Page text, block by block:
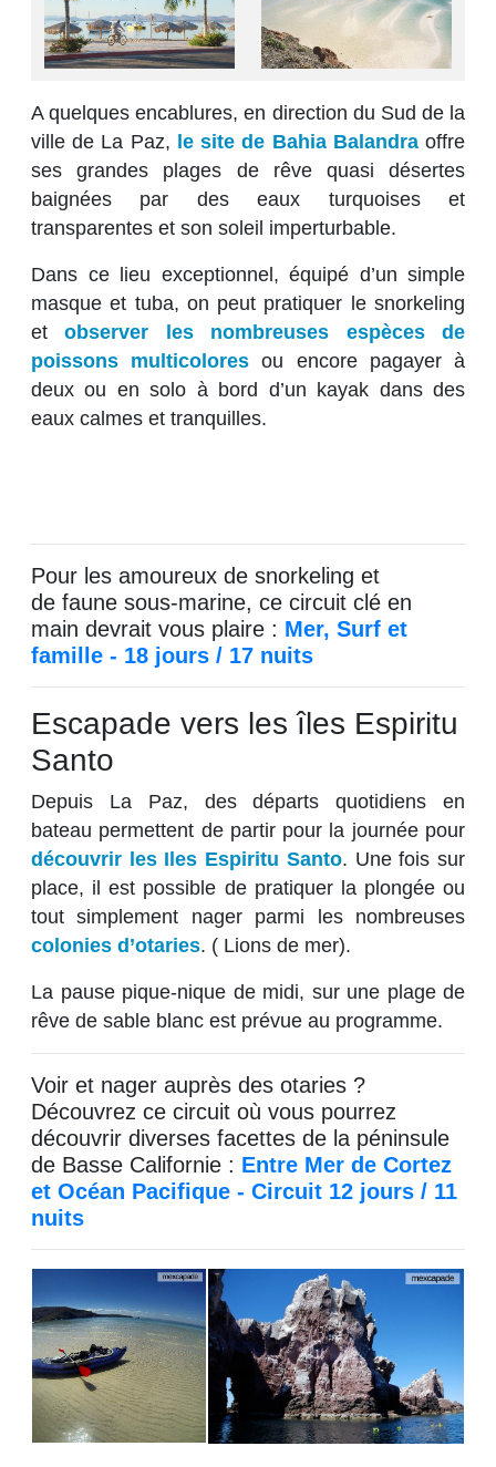
A quelques encablures, en direction du Sud de la
ville de La Paz, le site de Bahia Balandraoffre
ses grandes plages de rêve quasi désertes
baignées par des eaux turquoises et
transparentes et son soleil imperturbable.
Dans ce lieu exceptionnel, équipé d’un simple
masque et tuba, on peut pratiquer le snorkeling
etobserver les nombreuses espèces de
poissons multicolores ou encore pagayer à
deux ou en solo à bord d’un kayak dans des
eaux calmes et tranquilles.
Pour les amoureux de snorkeling et
de faune sous-marine, ce circuit clé en
main devrait vous plaire : Mer, Surf et
famille - 18 jours / 17 nuits
Escapade vers les îles Espiritu
Santo
Depuis La Paz, des départs quotidiens en
bateau permettent de partir pour la journée pour
découvrir les Iles Espiritu Santo. Une fois sur
place, il est possible de pratiquer la plongée ou
tout simplement nager parmi les nombreuses
colonies d’otaries. ( Lions de mer).
La pause pique-nique de midi, sur une plage de
rêve de sable blanc est prévue au programme.
Voir et nager auprès des otaries ?
Découvrez ce circuit où vous pourrez
découvrir diverses facettes de la péninsule
de Basse Californie : Entre Mer de Cortez
et Océan Pacifique - Circuit 12 jours / 11
nuits